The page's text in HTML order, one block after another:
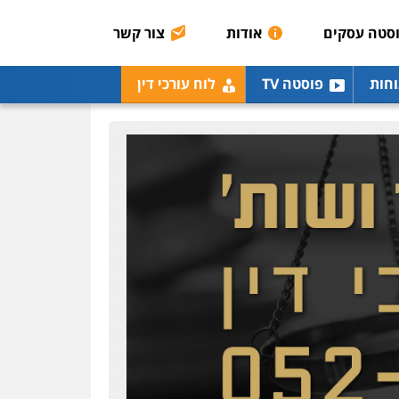
עסקים אודות צור קשר
פוסטה TV לוח עורכי דין
מחיקת כתבות מגוגל
ודחיקת אזכורים שליליים
דין
0522508109
אחסון אתרים
תמיכה
לעורכי דין
שירותים מקצועיים לעורכי
מאיה בלום, עו"ס,
טיפול ושיקום